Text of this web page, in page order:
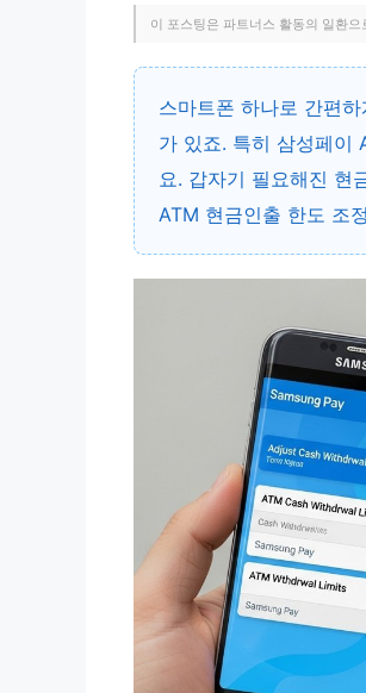
이 포스팅은 파트너스 활동의 일환
스마트폰 하나로 간편
가 있죠. 특히 삼성페이
요. 갑자기 필요해진 현
ATM 현금인출 한도 조